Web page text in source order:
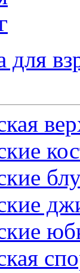
для